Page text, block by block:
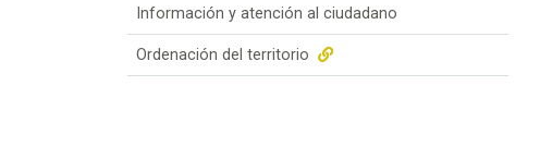
Información y atención al ciudadano
Ordenación del territorio